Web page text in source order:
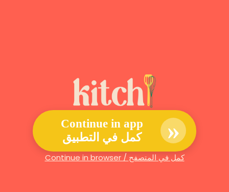
Continue in app
كمل في التطبيق
»
Continue in browser / كمل في المتصفح